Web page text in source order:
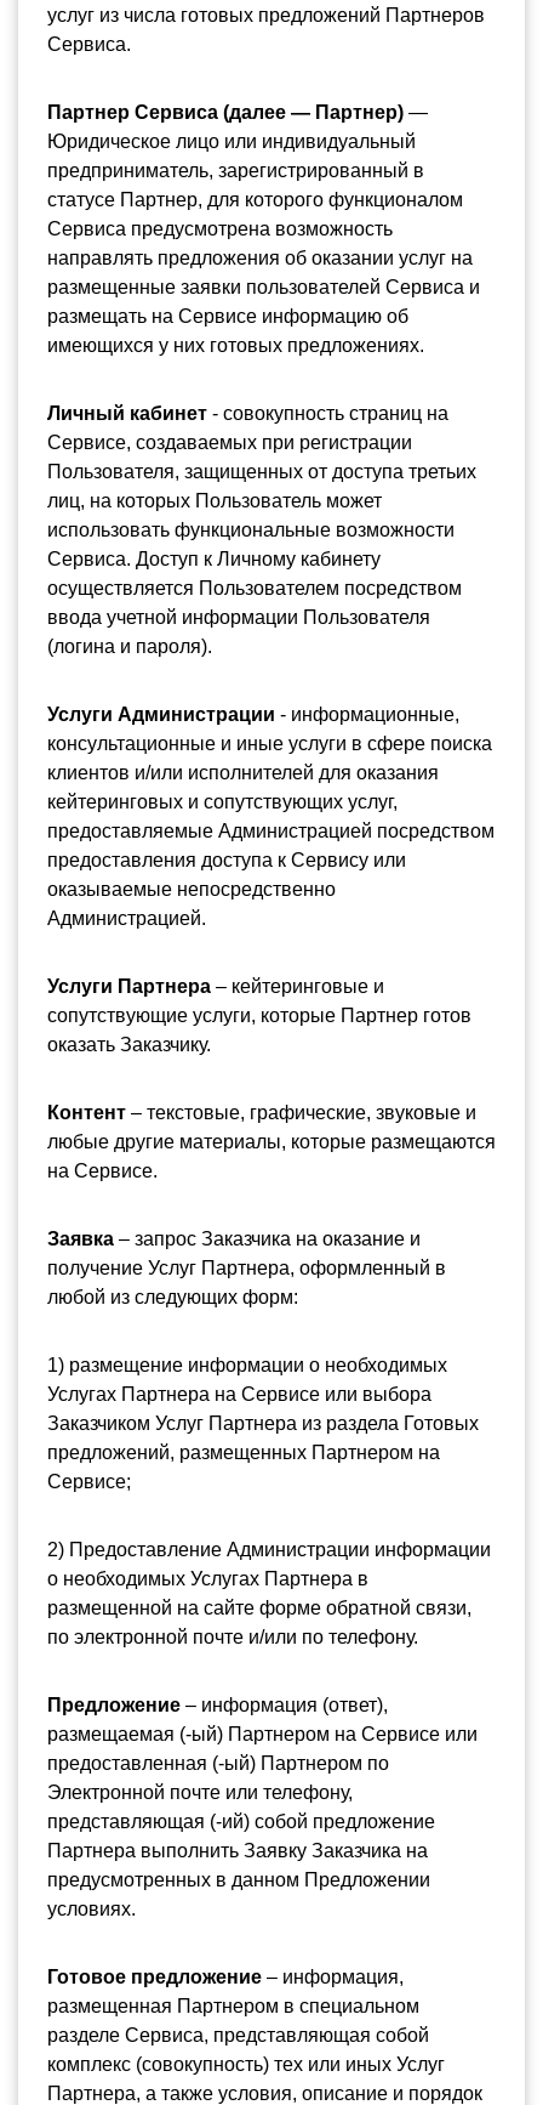
услуг из числа готовых предложений Партнеров
Сервиса.
Партнер Сервиса (далее — Партнер) —
Юридическое лицо или индивидуальный
предприниматель, зарегистрированный в
статусе Партнер, для которого функционалом
Сервиса предусмотрена возможность
направлять предложения об оказании услуг на
размещенные заявки пользователей Сервиса и
размещать на Сервисе информацию об
имеющихся у них готовых предложениях.
Личный кабинет - совокупность страниц на
Сервисе, создаваемых при регистрации
Пользователя, защищенных от доступа третьих
лиц, на которых Пользователь может
использовать функциональные возможности
Сервиса. Доступ к Личному кабинету
осуществляется Пользователем посредством
ввода учетной информации Пользователя
(логина и пароля).
Услуги Администрации - информационные,
консультационные и иные услуги в сфере поиска
клиентов и/или исполнителей для оказания
кейтеринговых и сопутствующих услуг,
предоставляемые Администрацией посредством
предоставления доступа к Сервису или
оказываемые непосредственно
Администрацией.
Услуги Партнера – кейтеринговые и
сопутствующие услуги, которые Партнер готов
оказать Заказчику.
Контент – текстовые, графические, звуковые и
любые другие материалы, которые размещаются
на Сервисе.
Заявка – запрос Заказчика на оказание и
получение Услуг Партнера, оформленный в
любой из следующих форм:
1) размещение информации о необходимых
Услугах Партнера на Сервисе или выбора
Заказчиком Услуг Партнера из раздела Готовых
предложений, размещенных Партнером на
Сервисе;
2) Предоставление Администрации информации
о необходимых Услугах Партнера в
размещенной на сайте форме обратной связи,
по электронной почте и/или по телефону.
Предложение – информация (ответ),
размещаемая (-ый) Партнером на Сервисе или
предоставленная (-ый) Партнером по
Электронной почте или телефону,
представляющая (-ий) собой предложение
Партнера выполнить Заявку Заказчика на
предусмотренных в данном Предложении
условиях.
Готовое предложение – информация,
размещенная Партнером в специальном
разделе Сервиса, представляющая собой
комплекс (совокупность) тех или иных Услуг
Партнера, а также условия, описание и порядок